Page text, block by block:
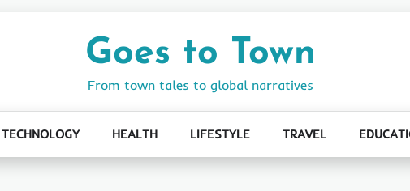
Goes to Town
From town tales to global narratives
TECHNOLOGY HEALTH LIFESTYLE TRAVEL